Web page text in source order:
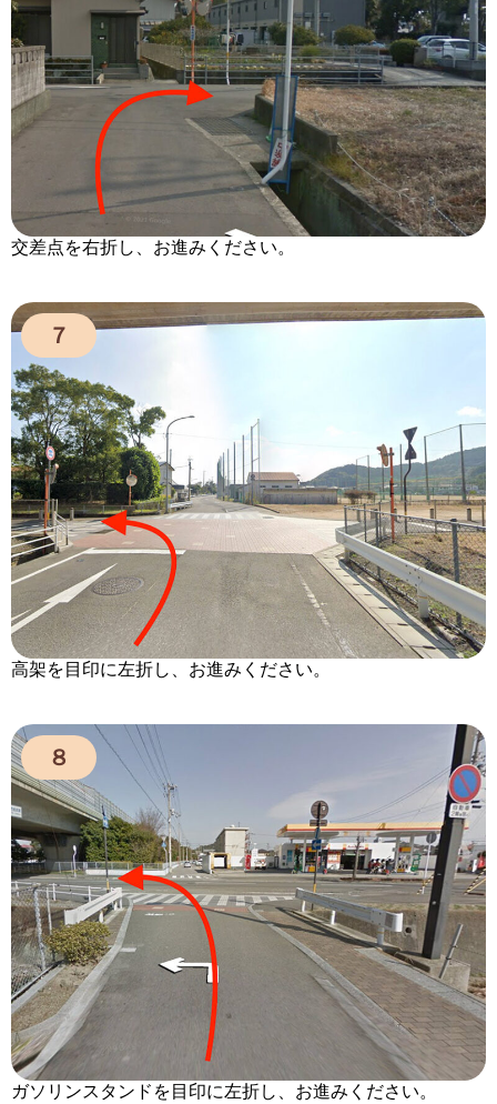
交差点を右折し、お進みください。
７
高架を目印に左折し、お進みください。
８
ガソリンスタンドを目印に左折し、お進みください。